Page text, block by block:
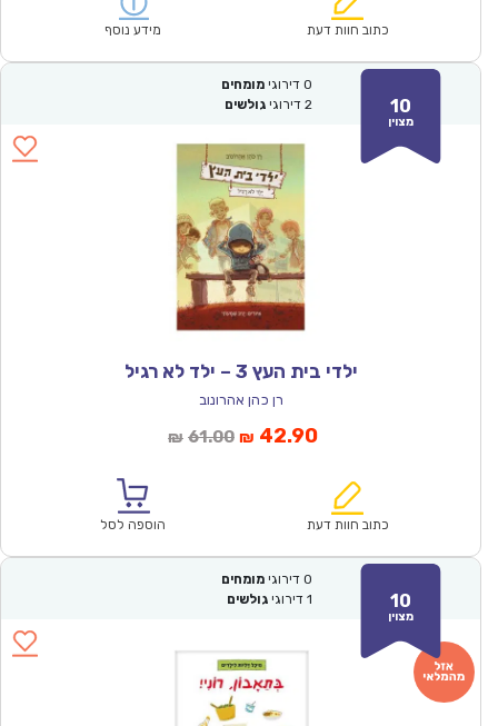
₪57.00.
כתוב חוות דעת מידע נוסף
10
מצוין
0 דירוגי מומחים
2 דירוגי גולשים
ילדי בית העץ 3 – ילד לא רגיל
רן כהן אהרונוב
₪ 61.00המחיר
₪61.00.
₪ 42.90המחיר
הוא:
כתוב חוות דעת הוספה לסל
10
מצוין
0 דירוגי מומחים
1 דירוגי גולשים